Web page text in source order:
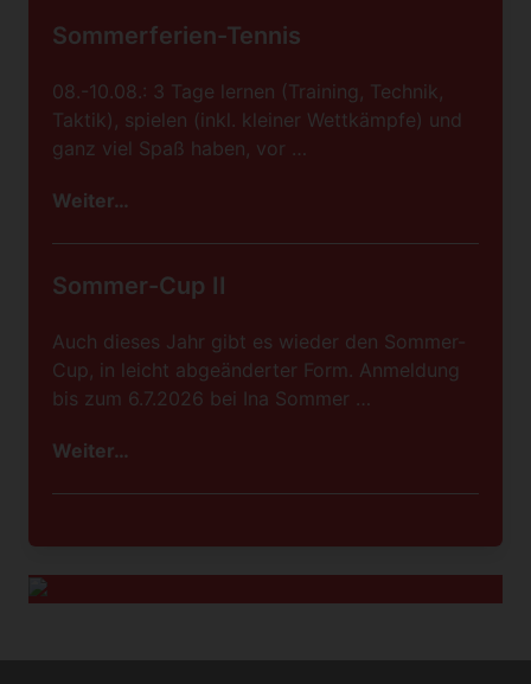
Sommerferien-Tennis
08.-10.08.: 3 Tage lernen (Training, Technik,
Taktik), spielen (inkl. kleiner Wettkämpfe) und
ganz viel Spaß haben, vor …
Weiter…
Sommer-Cup II
Auch dieses Jahr gibt es wieder den Sommer-
Cup, in leicht abgeänderter Form. Anmeldung
bis zum 6.7.2026 bei Ina Sommer …
Weiter…